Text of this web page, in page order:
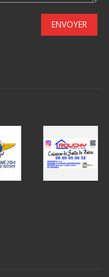
ENVOYER